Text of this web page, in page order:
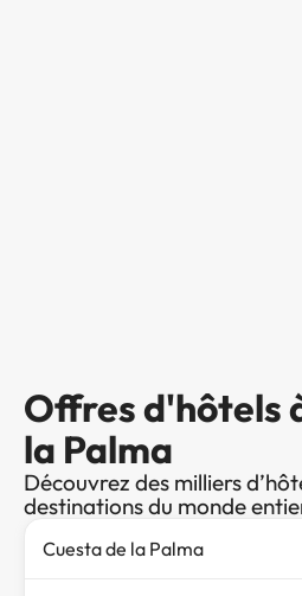
Offres d'hôtels
la Palma
Découvrez des milliers
destinations du monde